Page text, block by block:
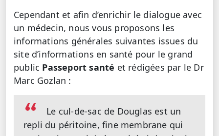
Cependant et afin d’enrichir le dialogue avec
un médecin, nous vous proposons les
informations générales suivantes issues du
site d’informations en santé pour le grand
public Passeport santé et rédigées par le Dr
Marc Gozlan :
Le cul-de-sac de Douglas est un
repli du péritoine, fine membrane qui